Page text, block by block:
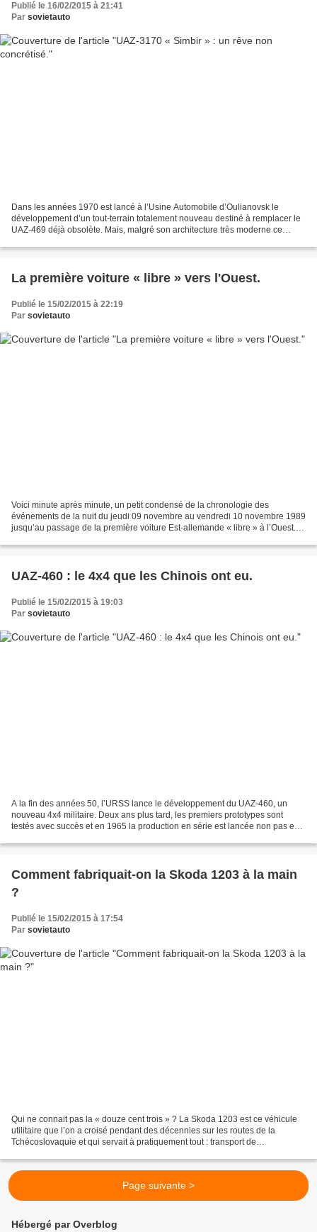
Publié le 16/02/2015 à 21:41
Par sovietauto
Dans les années 1970 est lancé à l’Usine Automobile d’Oulianovsk le
développement d’un tout-terrain totalement nouveau destiné à remplacer le
UAZ-469 déjà obsolète. Mais, malgré son architecture très moderne ce
La première voiture « libre » vers l'Ouest.
Publié le 15/02/2015 à 22:19
Par sovietauto
Voici minute après minute, un petit condensé de la chronologie des
événements de la nuit du jeudi 09 novembre au vendredi 10 novembre 1989
jusqu’au passage de la première voiture Est-allemande « libre » à l’Ouest.
UAZ-460 : le 4x4 que les Chinois ont eu.
Publié le 15/02/2015 à 19:03
Par sovietauto
A la fin des années 50, l’URSS lance le développement du UAZ-460, un
nouveau 4x4 militaire. Deux ans plus tard, les premiers prototypes sont
testés avec succès et en 1965 la production en série est lancée non pas en
Comment fabriquait-on la Skoda 1203 à la main
?
Publié le 15/02/2015 à 17:54
Par sovietauto
Qui ne connait pas la « douze cent trois » ? La Skoda 1203 est ce véhicule
utilitaire que l’on a croisé pendant des décennies sur les routes de la
Tchécoslovaquie et qui servait à pratiquement tout : transport de
Page suivante >
Hébergé par Overblog